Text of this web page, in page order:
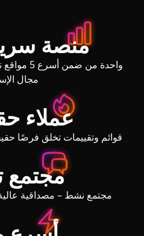
منصة
واحدة من
مجال
عملاء
قوائم وتقييمات تخلق فرصًا
مجتمع
مجتمع نشط – مصداقية